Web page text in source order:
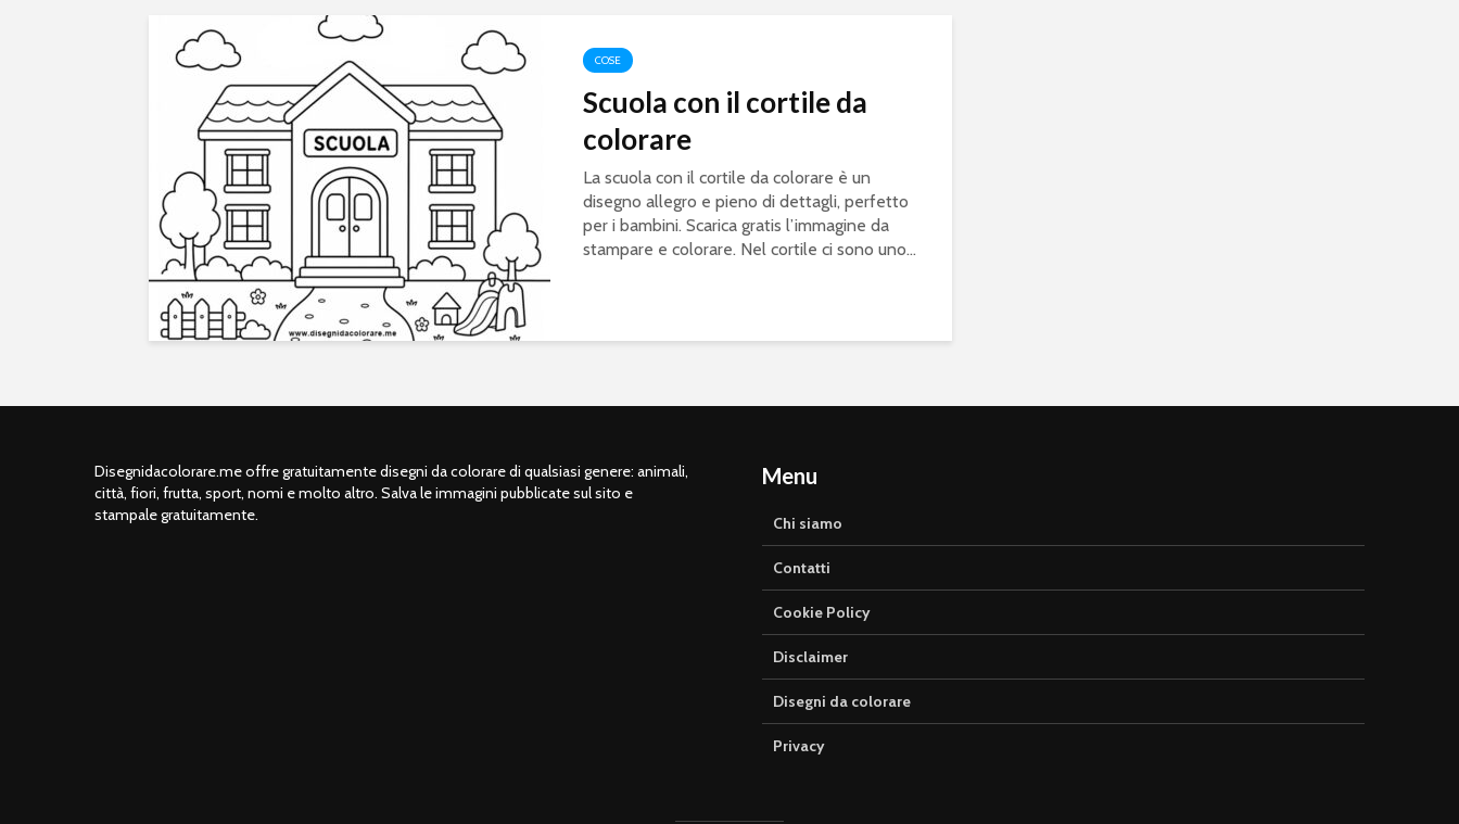
COSE
Scuola con il cortile da
colorare
La scuola con il cortile da colorare è un
disegno allegro e pieno di dettagli, perfetto
per i bambini. Scarica gratis l’immagine da
stampare e colorare. Nel cortile ci sono uno...
Disegnidacolorare.me offre gratuitamente disegni da colorare di qualsiasi genere: animali,
città, fiori, frutta, sport, nomi e molto altro. Salva le immagini pubblicate sul sito e
stampale gratuitamente.
Menu
Chi siamo
Contatti
Cookie Policy
Disclaimer
Disegni da colorare
Privacy